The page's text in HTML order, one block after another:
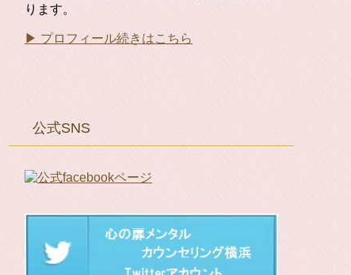
ります。
▶ プロフィール続きはこちら
公式SNS